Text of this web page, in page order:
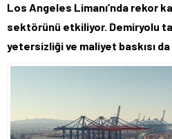
Los Angeles Limanı’nda rekor
sektörünü etkiliyor. Demiryolu
yetersizliği ve maliyet baskısı